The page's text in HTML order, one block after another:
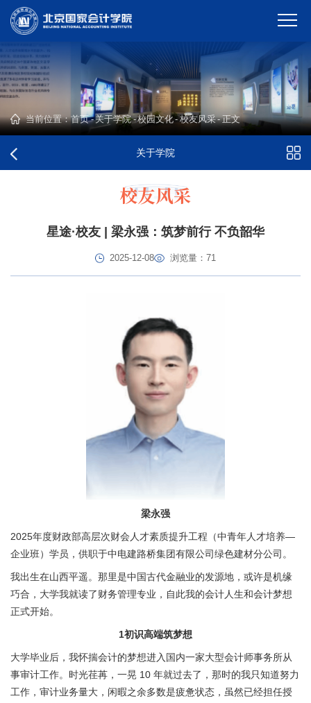
当前位置：首页-关于学院-校园文化-校友风采-正文
关于学院
校友风采
星途·校友 | 梁永强：筑梦前行 不负韶华
2025-12-08 浏览量： 71
梁永强
2025年度财政部高层次财会人才素质提升工程（中青年人才培养—
企业班）学员，供职于中电建路桥集团有限公司绿色建材分公司。
我出生在山西平遥。那里是中国古代金融业的发源地，或许是机缘
巧合，大学我就读了财务管理专业，自此我的会计人生和会计梦想
正式开始。
1初识高端筑梦想
大学毕业后，我怀揣会计的梦想进入国内一家大型会计师事务所从
事审计工作。时光荏苒，一晃 10 年就过去了，那时的我只知道努力
工作，审计业务量大，闲暇之余多数是疲惫状态，虽然已经担任授